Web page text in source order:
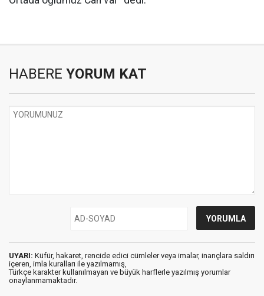
HABERE YORUM KAT
UYARI: Küfür, hakaret, rencide edici cümleler veya imalar, inançlara saldırı
içeren, imla kuralları ile yazılmamış,
Türkçe karakter kullanılmayan ve büyük harflerle yazılmış yorumlar
onaylanmamaktadır.